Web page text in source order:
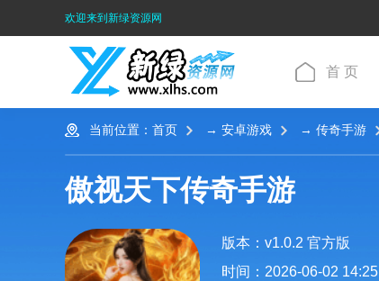
欢迎来到新绿资源网
首 页
当前位置： 首页 → 安卓游戏 → 传奇手游
傲视天下传奇手游
版本：v1.0.2 官方版
时间：2026-06-02 14:25